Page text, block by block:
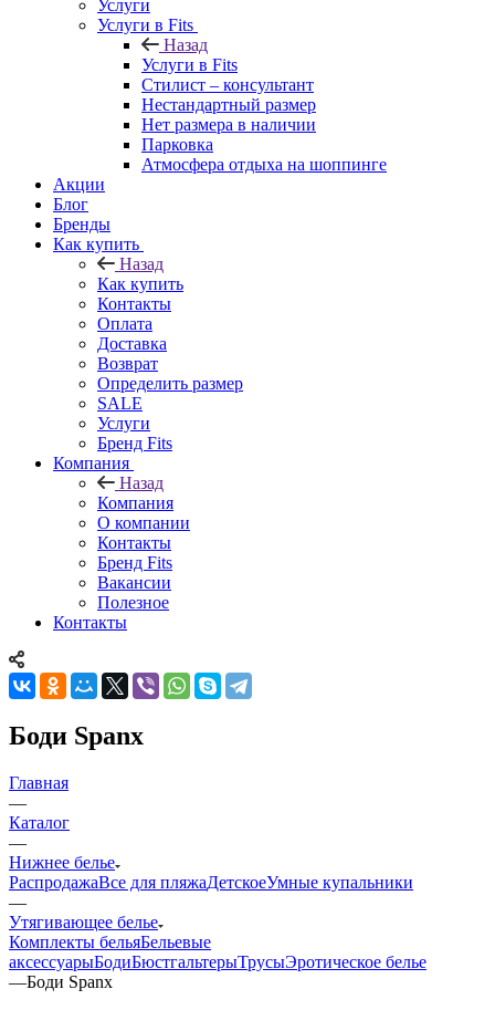
Услуги
Услуги в Fits
Назад
Услуги в Fits
Стилист – консультант
Нестандартный размер
Нет размера в наличии
Парковка
Атмосфера отдыха на шоппинге
Акции
Блог
Бренды
Как купить
Назад
Как купить
Контакты
Оплата
Доставка
Возврат
Определить размер
SALE
Услуги
Бренд Fits
Компания
Назад
Компания
О компании
Контакты
Бренд Fits
Вакансии
Полезное
Контакты
Боди Spanx
Главная
—
Каталог
—
Нижнее белье
РаспродажаВсе для пляжаДетскоеУмные купальники
—
Утягивающее белье
Комплекты бельяБельевые
аксессуарыБодиБюстгальтерыТрусыЭротическое белье
—Боди Spanx